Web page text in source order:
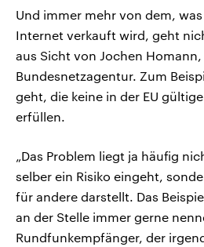
Und immer mehr von dem,
Internet verkauft wird, geht
aus Sicht von Jochen
Bundesnetzagentur. Zum
geht, die keine in der EU
erfüllen.
„Das Problem liegt ja häufig
selber ein Risiko eingeht,
für andere darstellt. Das
an der Stelle immer gerne
Rundfunkempfänger, der